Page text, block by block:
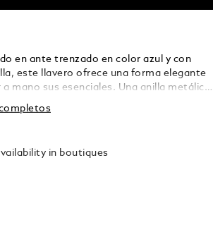
en ante trenzado en color azul y con
este llavero ofrece una forma elegante
mano sus esenciales. Una anilla metálica
versatilidad práctica, que le permite
llaves con una elegancia sobria.
in boutiques